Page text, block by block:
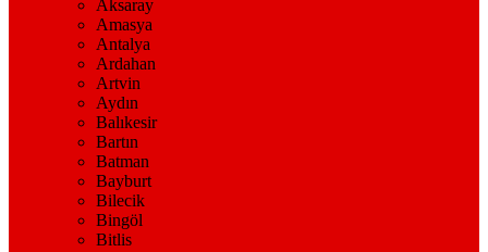
Aksaray
Amasya
Antalya
Ardahan
Artvin
Aydın
Balıkesir
Bartın
Batman
Bayburt
Bilecik
Bingöl
Bitlis